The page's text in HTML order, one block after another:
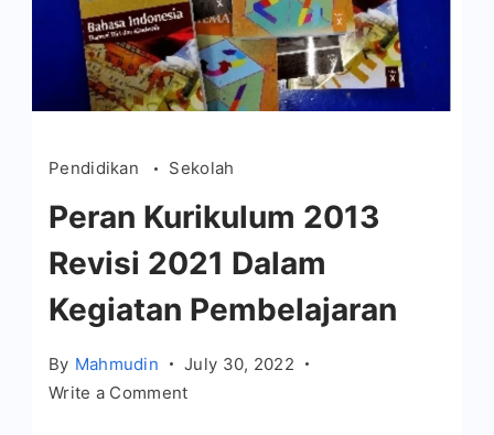
Pendidikan Sekolah
Peran Kurikulum 2013
Revisi 2021 Dalam
Kegiatan Pembelajaran
By Mahmudin
July 30, 2022
Write a Commenton